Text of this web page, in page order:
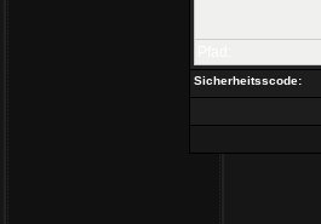
Sicherheitsscode: